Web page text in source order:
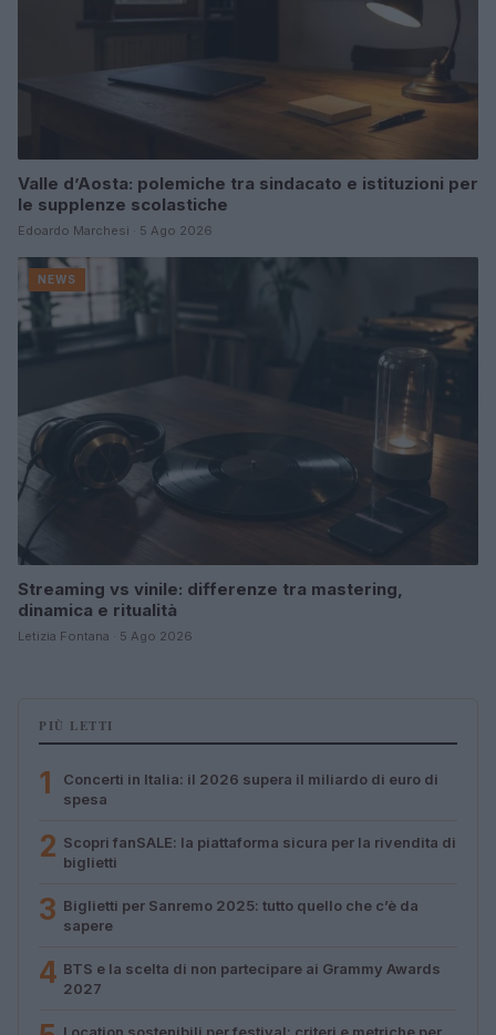
Valle d’Aosta: polemiche tra sindacato e istituzioni per
le supplenze scolastiche
Edoardo Marchesi · 5 Ago 2026
NEWS
Streaming vs vinile: differenze tra mastering,
dinamica e ritualità
Letizia Fontana · 5 Ago 2026
PIÙ LETTI
1
Concerti in Italia: il 2026 supera il miliardo di euro di
spesa
2 Scopri fanSALE: la piattaforma sicura per la rivendita di
biglietti
3 Biglietti per Sanremo 2025: tutto quello che c’è da
sapere
4 BTS e la scelta di non partecipare ai Grammy Awards
2027
Location sostenibili per festival: criteri e metriche per